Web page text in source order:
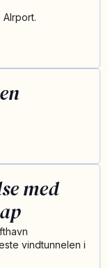
med
vindtunnelen i